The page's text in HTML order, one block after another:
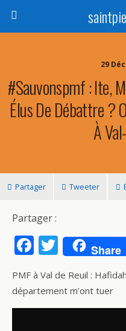
29
#sauvonspmf : Ite,
Élus De Débattre ?
À
Partager Tweeter
Partager :
F
e
b
T
w
itt
er
Share
PMF à Val de Reuil :
département m’ont tuer